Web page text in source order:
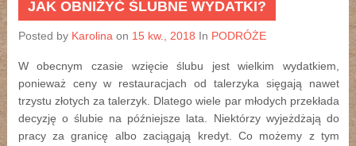
JAK OBNIŻYĆ ŚLUBNE WYDATKI?
Posted by Karolina on 15 kw., 2018 In PODRÓŻE
W obecnym czasie wzięcie ślubu jest wielkim wydatkiem,
ponieważ ceny w restauracjach od talerzyka sięgają nawet
trzystu złotych za talerzyk. Dlatego wiele par młodych przekłada
decyzję o ślubie na późniejsze lata. Niektórzy wyjeżdżają do
pracy za granicę albo zaciągają kredyt. Co możemy z tym